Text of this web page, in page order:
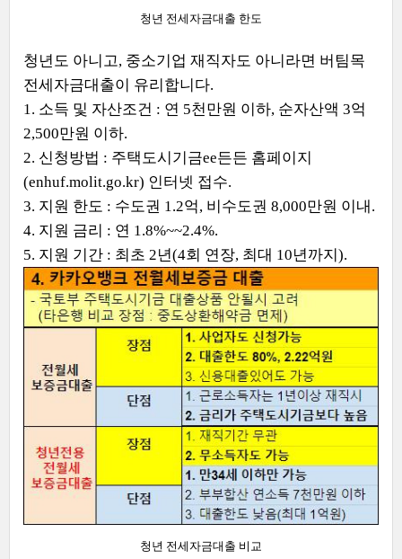
청년 전세자금대출 한도
청년도 아니고, 중소기업 재직자도 아니라면 버팀목
전세자금대출이 유리합니다.
1. 소득 및 자산조건 : 연 5천만원 이하, 순자산액 3억
2,500만원 이하.
2. 신청방법 : 주택도시기금ee든든 홈페이지
(enhuf.molit.go.kr) 인터넷 접수.
3. 지원 한도 : 수도권 1.2억, 비수도권 8,000만원 이내.
4. 지원 금리 : 연 1.8%~~2.4%.
5. 지원 기간 : 최초 2년(4회 연장, 최대 10년까지).
청년 전세자금대출 비교